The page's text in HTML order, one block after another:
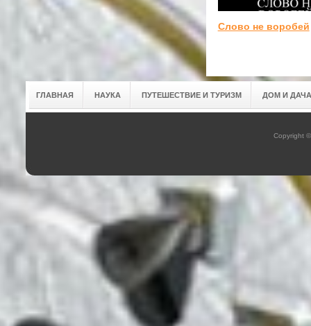
Слово не воробей
ГЛАВНАЯ НАУКА ПУТЕШЕСТВИЕ И ТУРИЗМ ДОМ И ДАЧА
Copyright